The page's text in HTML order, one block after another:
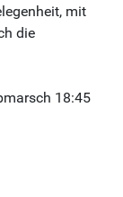
mit
die
18:45